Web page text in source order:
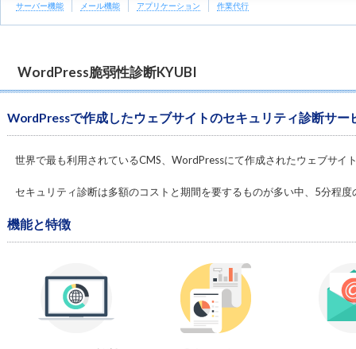
サーバー機能 メール機能 アプリケーション 作業代行
WordPress脆弱性診断KYUBI
WordPressで作成したウェブサイトのセキュリティ診断サー
世界で最も利用されているCMS、WordPressにて作成されたウェブサイ
セキュリティ診断は多額のコストと期間を要するものが多い中、5分程
機能と特徴